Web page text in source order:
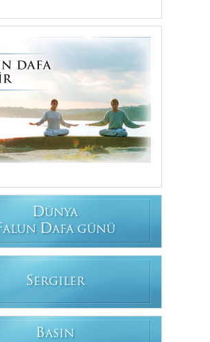
DÜNYA
ALUN DAFA GÜNÜ
SERGILER
BASIN